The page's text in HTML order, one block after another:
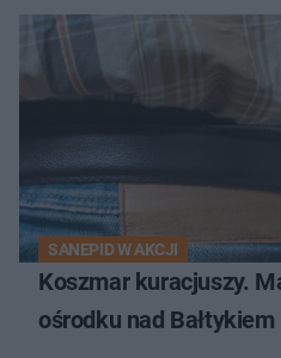
SANEPID W AKCJI
Koszmar kuracjuszy.
ośrodku nad Bałtykiem